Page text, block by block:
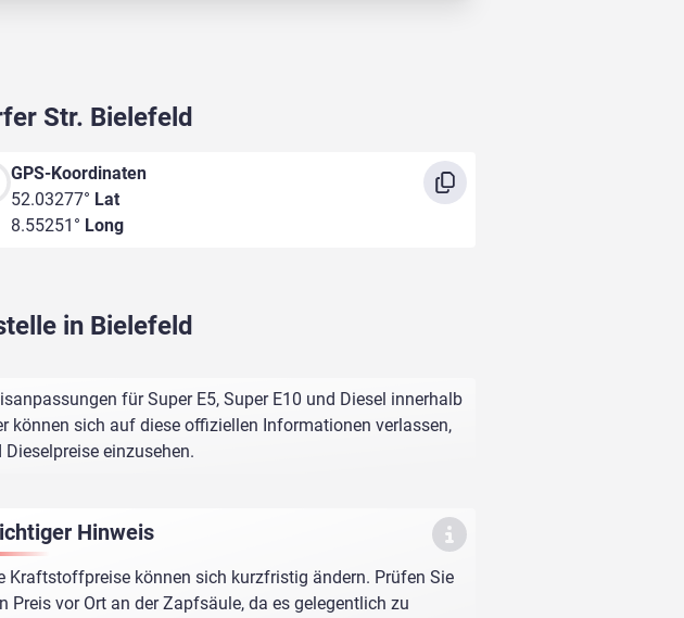
Str. Bielefeld
GPS-Koordinaten
52.03277° Lat
8.55251° Long
in Bielefeld
für Super E5, Super E10 und Diesel innerhalb
sich auf diese offiziellen Informationen verlassen,
einzusehen.
Hinweis
Kraftstoffpreise können sich kurzfristig ändern. Prüfen Sie
Preis vor Ort an der Zapfsäule, da es gelegentlich zu